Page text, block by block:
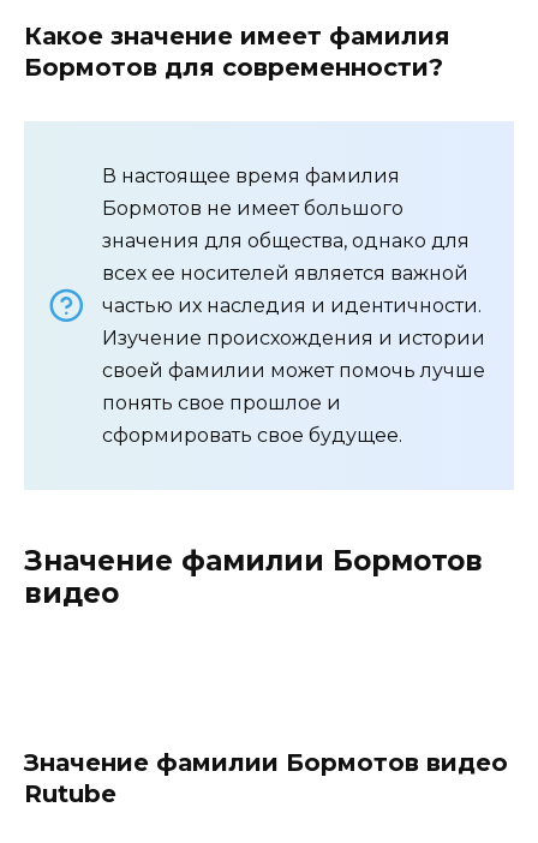
Какое значение имеет фамилия
Бормотов для современности?
В настоящее время фамилия
Бормотов не имеет большого
значения для общества, однако для
всех ее носителей является важной
частью их наследия и идентичности.
Изучение происхождения и истории
своей фамилии может помочь лучше
понять свое прошлое и
сформировать свое будущее.
Значение фамилии Бормотов
видео
Значение фамилии Бормотов видео
Rutube